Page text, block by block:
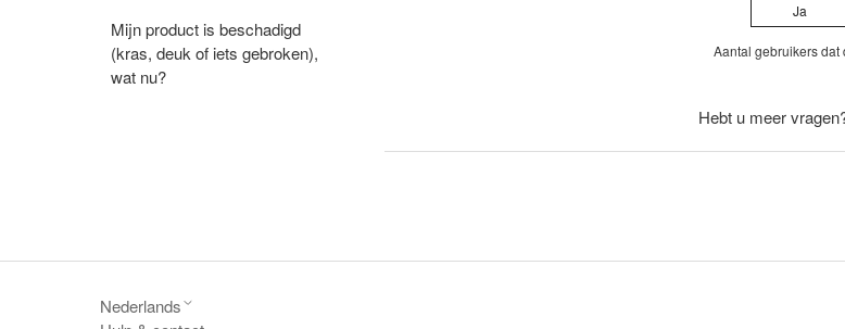
Mijn product is beschadigd
(kras, deuk of iets gebroken),
wat nu?
Ja
Aantal gebruikers dat
Hebt u meer
Nederlands